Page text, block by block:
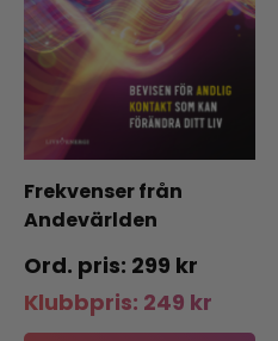
Frekvenser från
Andevärlden
299 kr
Klubbpris: 249 kr